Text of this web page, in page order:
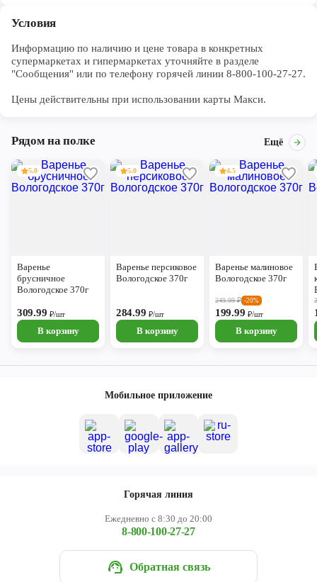
Условия
Информацию по наличию и цене товара в конкретных
супермаркетах и гипермаркетах уточняйте в разделе
"Сообщения" или по телефону горячей линии 8-800-100-27-27.
Цены действительны при использовании карты Макси.
Рядом на полке Ещё
5.0
Варенье
брусничное
Вологодское 370г
309.99 ₽/шт
В корзину
5.0
Варенье персиковое
Вологодское 370г
284.99 ₽/шт
В корзину
4.5
Варенье малиновое
Вологодское 370г
249.99₽ -20%
199.99 ₽/шт
В корзину
Мобильное приложение
Горячая линия
Ежедневно с 8:30 до 20:00
8-800-100-27-27
Обратная связь